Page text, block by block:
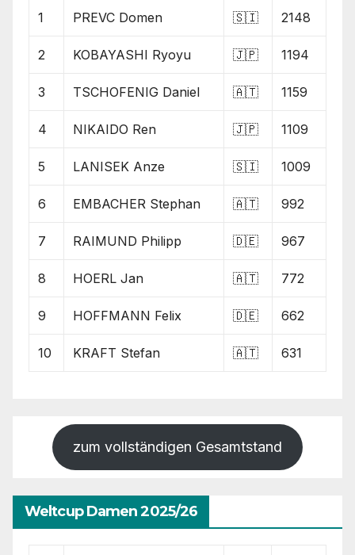
1 PREVC Domen 🇸🇮 2148
2 KOBAYASHI Ryoyu 🇯🇵 1194
3 TSCHOFENIG Daniel 🇦🇹 1159
4 NIKAIDO Ren 🇯🇵 1109
5 LANISEK Anze 🇸🇮 1009
6 EMBACHER Stephan 🇦🇹 992
7 RAIMUND Philipp 🇩🇪 967
8 HOERL Jan 🇦🇹 772
9 HOFFMANN Felix 🇩🇪 662
10 KRAFT Stefan 🇦🇹 631
zum vollständigen Gesamtstand
Weltcup Damen 2025/26